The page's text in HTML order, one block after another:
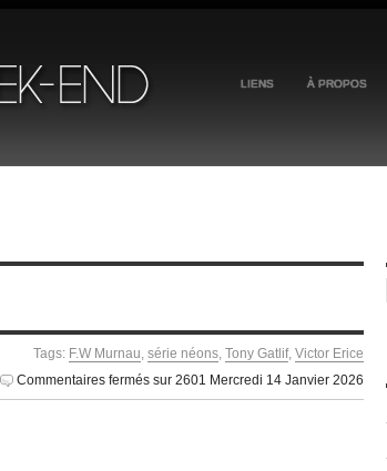
LIENS À PROPOS
Tags: F.W Murnau, série néons, Tony Gatlif, Victor Erice
Commentaires fermés sur 2601 Mercredi 14 Janvier 2026